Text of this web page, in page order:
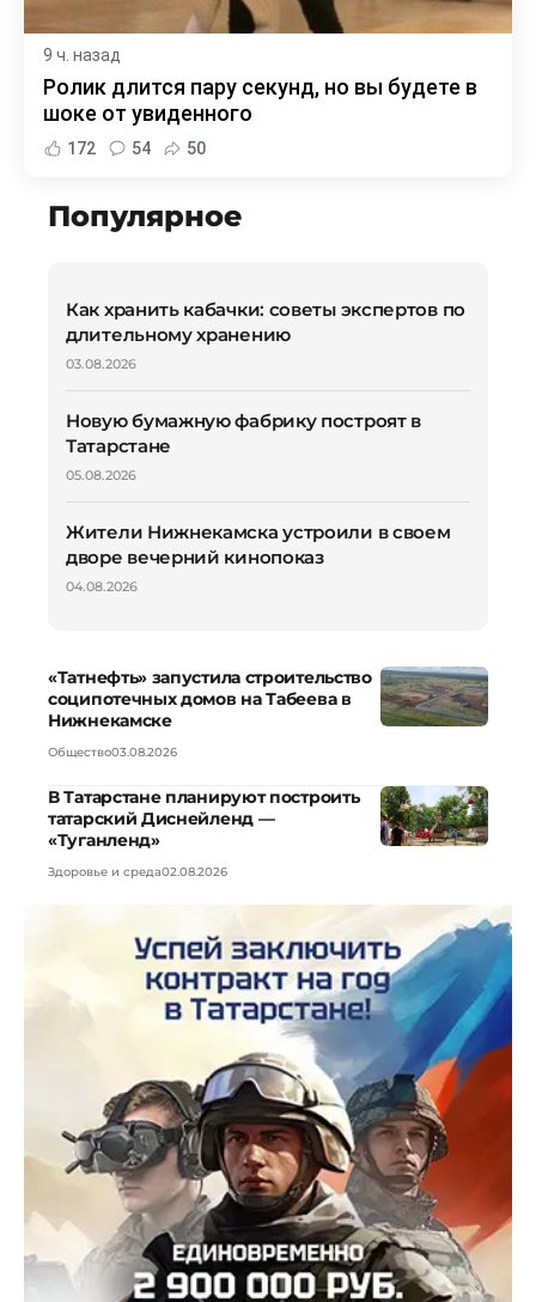
9 ч. назад
Ролик длится пару секунд, но вы будете в
шоке от увиденного
172 54 50
Популярное
Как хранить кабачки: советы экспертов по
длительному хранению
03.08.2026
Новую бумажную фабрику построят в
Татарстане
05.08.2026
Жители Нижнекамска устроили в своем
дворе вечерний кинопоказ
04.08.2026
«Татнефть» запустила строительство
соципотечных домов на Табеева в
Нижнекамске
Общество03.08.2026
В Татарстане планируют построить
татарский Диснейленд —
«Туганленд»
Здоровье и среда02.08.2026